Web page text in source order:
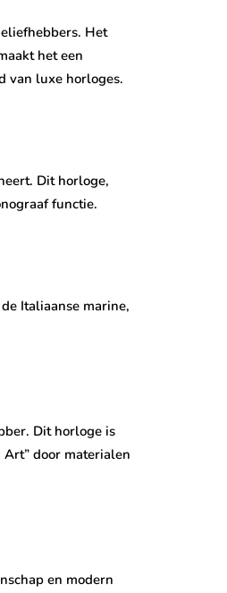
Het
het een
van luxe horloges.
Dit horloge,
functie.
Italiaanse marine,
Dit horloge is
door materialen
en modern